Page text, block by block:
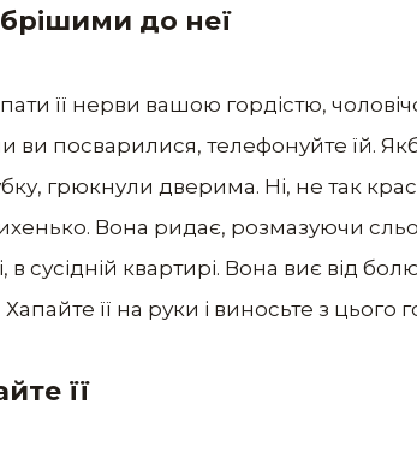
до неї
її нерви вашою гордістю,
ви посварилися, телефонуйте їй.
грюкнули дверима. Ні, не так
Вона ридає, розмазуючи
в сусідній квартирі. Вона виє від
її на руки і виносьте з цього
її